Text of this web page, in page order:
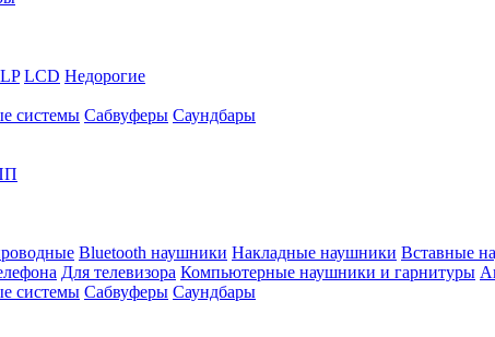
LCD Недорогие
системы Сабвуферы Саундбары
Bluetooth наушники Накладные наушники Вставные
Для телевизора Компьютерные наушники и гарнитуры
системы Сабвуферы Саундбары